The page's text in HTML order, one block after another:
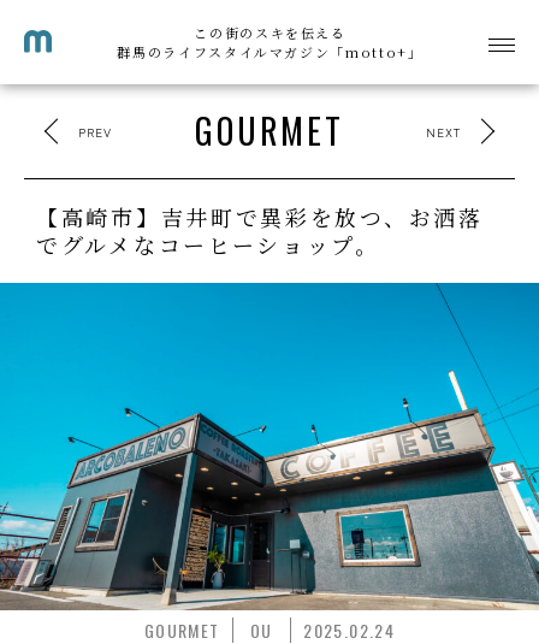
この街のスキを伝える
群馬のライフスタイルマガジン「motto+」
GOURMET
PREV NEXT
【高崎市】吉井町で異彩を放つ、お洒落
でグルメなコーヒーショップ。
GOURMET OU 2025.02.24